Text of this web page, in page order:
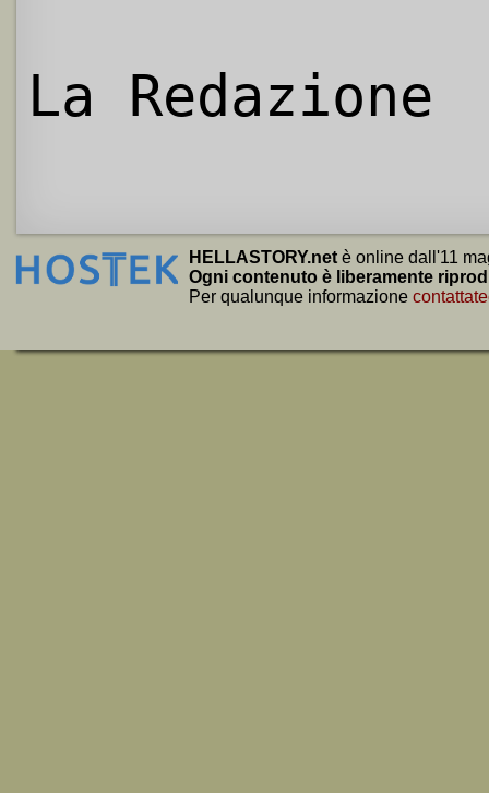
La Redazione
HELLASTORY.net è online dall'11
Ogni contenuto è liberamente
Per qualunque informazione